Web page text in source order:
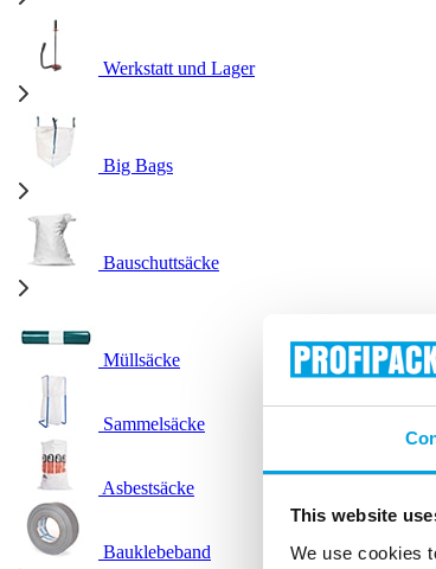
This website
We use cookies
Werkstatt und Lager
Big Bags
Bauschuttsäcke
Müllsäcke
Sammelsäcke
Asbestsäcke
Bauklebeband